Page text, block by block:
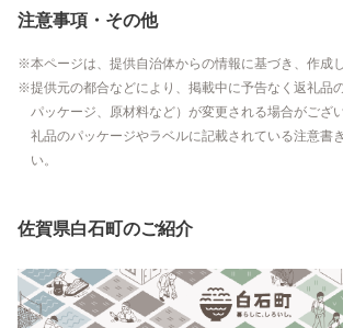
注意事項・その他
本ページは、提供自治体からの情報に基づき、作成
提供元の都合などにより、掲載中に予告なく返礼品
パッケージ、原材料など）が変更される場合がござ
礼品のパッケージやラベルに記載されている注意書
い。
佐賀県白石町のご紹介